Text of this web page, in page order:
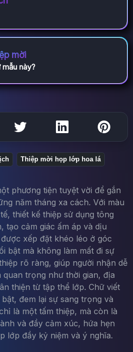
mời
này?
Thiệp mời họp lớp hoa lá
phương tiện tuyệt vời để gắn
năm tháng xa cách. Với màu
thiết kế thiệp sử dụng tông
tạo cảm giác ấm áp và dịu
xếp đặt khéo léo ở góc
bật mà không làm mất đi sự
rõ ràng, giúp người nhận dễ
trọng như thời gian, địa
thiện từ tập thể lớp. Chữ viết
đem lại sự sang trọng và
là một tấm thiệp, mà còn là
và đầy cảm xúc, hứa hẹn
lớp đầy kỷ niệm và ý nghĩa.